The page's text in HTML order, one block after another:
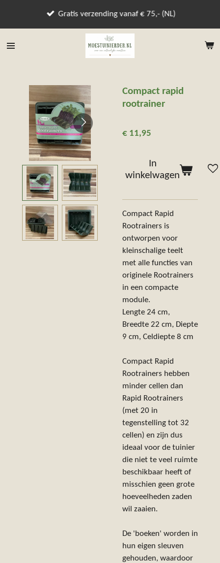
de
Gratis verzending vanaf € 75,- (NL)
Compact rapid
rootrainer
€ 11,95
In
winkelwagen
Compact Rapid
Rootrainers is
ontworpen voor
kleinschalige teelt
met alle functies van
originele Rootrainers
in een compacte
module.
Lengte 24 cm,
Breedte 22 cm, Diepte
9 cm, Celdiepte 8 cm
Compact Rapid
Rootrainers hebben
minder cellen dan
Rapid Rootrainers
(met 20 in
tegenstelling tot 32
cellen) en zijn dus
ideaal voor de tuinier
die niet te veel ruimte
beschikbaar heeft of
misschien geen grote
hoeveelheden zaden
wil zaaien.
De 'boeken' worden in
hun eigen sleuven
gehouden, waardoor